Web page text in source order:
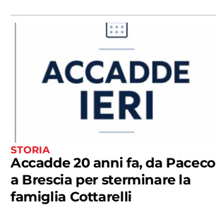
STORIA
Accadde 20 anni fa, da Paceco
a Brescia per sterminare la
famiglia Cottarelli